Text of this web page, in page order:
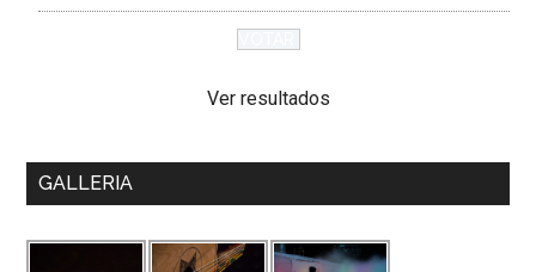
Ver resultados
GALLERIA